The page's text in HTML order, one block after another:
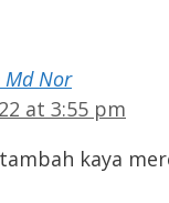
Md Nor
at 3:55 pm
kaya